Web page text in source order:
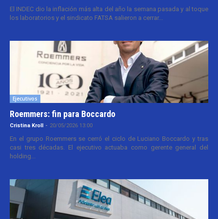
El INDEC dio la inflación más alta del año la semana pasada y al toque
los laboratorios y el sindicato FATSA salieron a cerrar...
Ejecutivos
Roemmers: fin para Boccardo
Cristina Kroll - 20/05/2026 13:00
En el grupo Roemmers se cerró el ciclo de Luciano Boccardo y tras
casi tres décadas. El ejecutivo actuaba como gerente general del
holding...